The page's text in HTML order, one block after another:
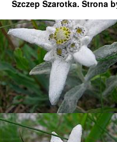
Szczep Szarotka. Strona